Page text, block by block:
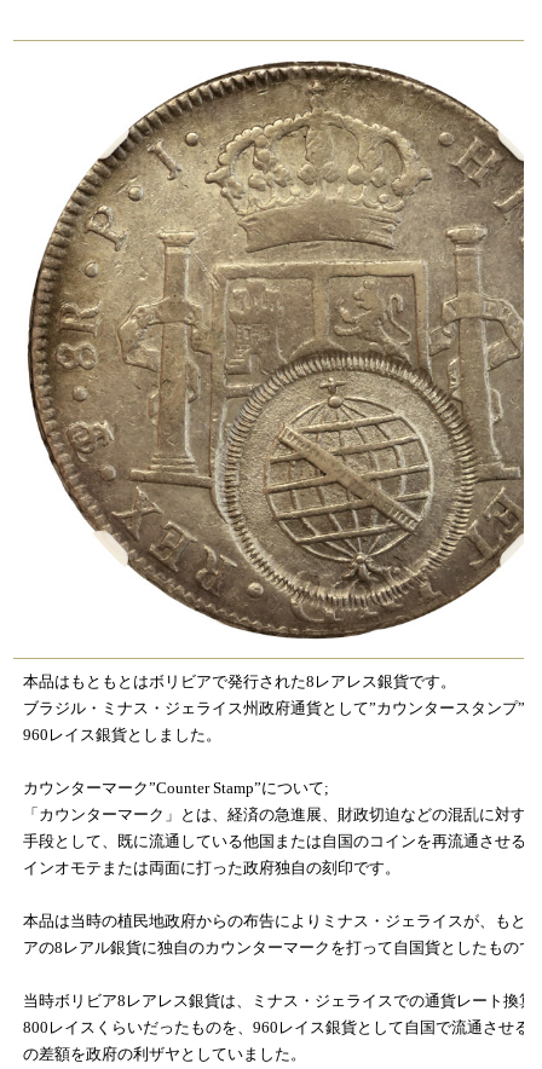
本品はもともとはボリビアで発行された8レアレス銀貨です。
ブラジル・ミナス・ジェライス州政府通貨として”カウンタースタンプ”
960レイス銀貨としました。
カウンターマーク”Counter Stamp”について;
「カウンターマーク」とは、経済の急進展、財政切迫などの混乱に対す
手段として、既に流通している他国または自国のコインを再流通させる
インオモテまたは両面に打った政府独自の刻印です。
本品は当時の植民地政府からの布告によりミナス・ジェライスが、もと
アの8レアル銀貨に独自のカウンターマークを打って自国貨としたもので
当時ボリビア8レアレス銀貨は、ミナス・ジェライスでの通貨レート換算
800レイスくらいだったものを、960レイス銀貨として自国で流通させる
の差額を政府の利ザヤとしていました。